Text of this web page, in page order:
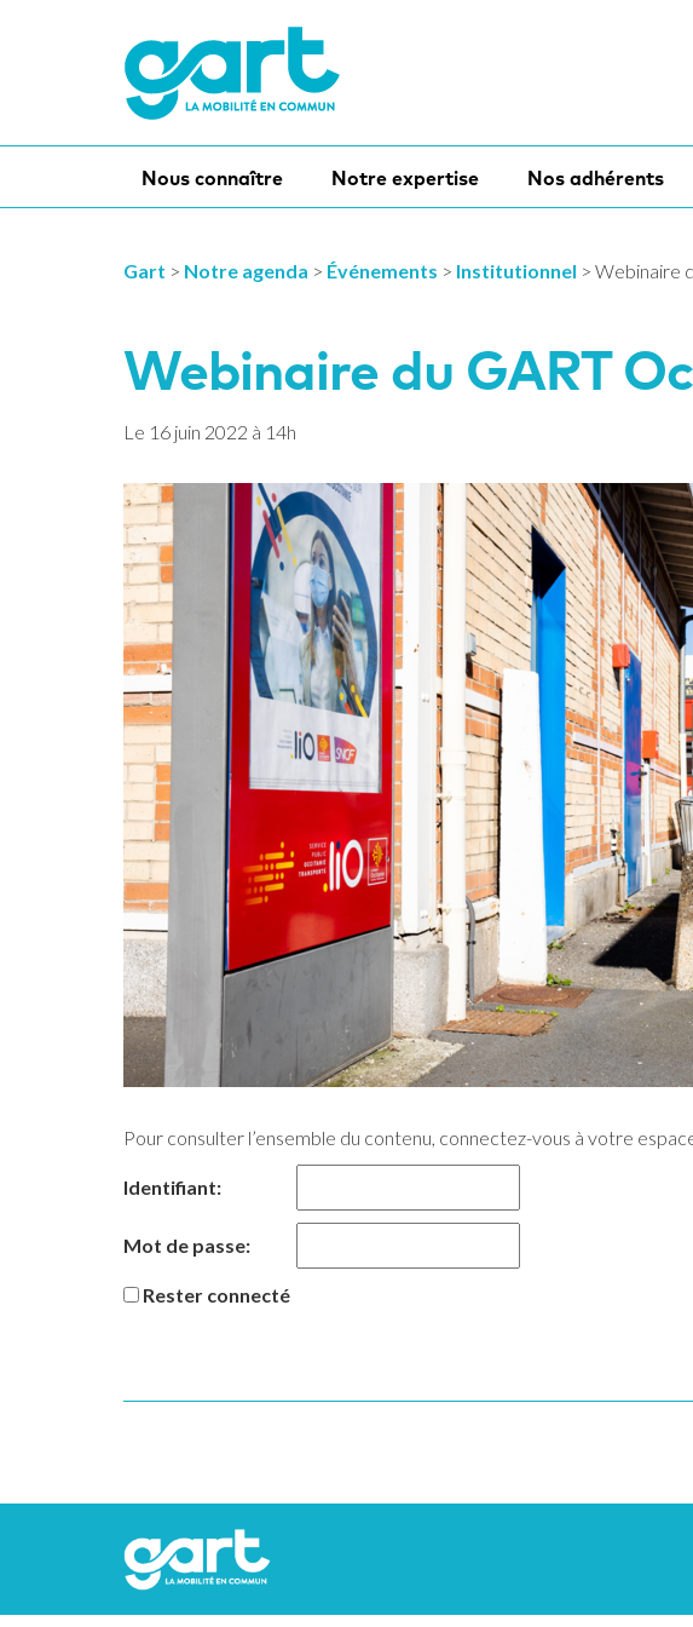
Nous connaître Notre expertise Nos adhérents
Gart > Notre agenda > Événements > Institutionnel > Webinaire
Webinaire du GART
Le 16 juin 2022 à 14h
Pour consulter l’ensemble du contenu, connectez-vous à votre
Identifiant:
Mot de passe:
Rester connecté